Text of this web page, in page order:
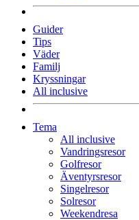
Guider
Tips
Väder
Familj
Kryssningar
All inclusive
Tema
All inclusive
Vandringsresor
Golfresor
Äventyrsresor
Singelresor
Solresor
Weekendresa